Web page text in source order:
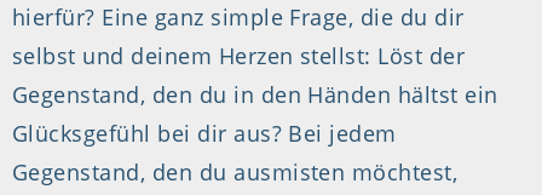
hierfür? Eine ganz simple Frage, die du dir
selbst und deinem Herzen stellst: Löst der
Gegenstand, den du in den Händen hältst ein
Glücksgefühl bei dir aus? Bei jedem
Gegenstand, den du ausmisten möchtest,